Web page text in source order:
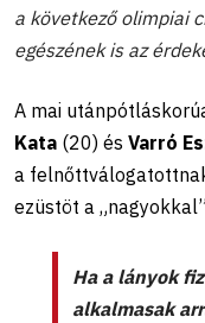
a következő olimpiai
egészének is az
A mai
Kata (20) és Varró
a
ezüstöt a
Ha a lányok
alkalmasak